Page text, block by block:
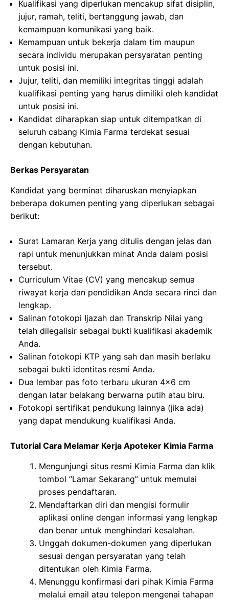
Kualifikasi yang diperlukan mencakup sifat disiplin,
jujur, ramah, teliti, bertanggung jawab, dan
kemampuan komunikasi yang baik.
Kemampuan untuk bekerja dalam tim maupun
secara individu merupakan persyaratan penting
untuk posisi ini.
Jujur, teliti, dan memiliki integritas tinggi adalah
kualifikasi penting yang harus dimiliki oleh kandidat
untuk posisi ini.
Kandidat diharapkan siap untuk ditempatkan di
seluruh cabang Kimia Farma terdekat sesuai
dengan kebutuhan.
Berkas Persyaratan
Kandidat yang berminat diharuskan menyiapkan
beberapa dokumen penting yang diperlukan sebagai
berikut:
Surat Lamaran Kerja yang ditulis dengan jelas dan
rapi untuk menunjukkan minat Anda dalam posisi
tersebut.
Curriculum Vitae (CV) yang mencakup semua
riwayat kerja dan pendidikan Anda secara rinci dan
lengkap.
Salinan fotokopi Ijazah dan Transkrip Nilai yang
telah dilegalisir sebagai bukti kualifikasi akademik
Anda.
Salinan fotokopi KTP yang sah dan masih berlaku
sebagai bukti identitas resmi Anda.
Dua lembar pas foto terbaru ukuran 4×6 cm
dengan latar belakang berwarna putih atau biru.
Fotokopi sertifikat pendukung lainnya (jika ada)
yang dapat mendukung kualifikasi Anda.
Tutorial Cara Melamar Kerja Apoteker Kimia Farma
Mengunjungi situs resmi Kimia Farma dan klik
tombol “Lamar Sekarang” untuk memulai
proses pendaftaran.
Mendaftarkan diri dan mengisi formulir
aplikasi online dengan informasi yang lengkap
dan benar untuk menghindari kesalahan.
Unggah dokumen-dokumen yang diperlukan
sesuai dengan persyaratan yang telah
ditentukan oleh Kimia Farma.
Menunggu konfirmasi dari pihak Kimia Farma
melalui email atau telepon mengenai tahapan